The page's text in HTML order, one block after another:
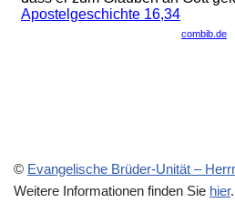
© Evangelische Brüder-Unität –
Weitere Informationen finden Sie hier.